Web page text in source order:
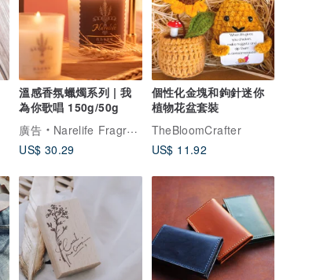
溫感香氛蠟燭系列 | 我
為你歌唱 150g/50g
廣告
Narelife Fragrance｜娜樂香氛
US$ 30.29
個性化金塊和鉤針迷你
植物花盆套裝
TheBloomCrafter
US$ 11.92